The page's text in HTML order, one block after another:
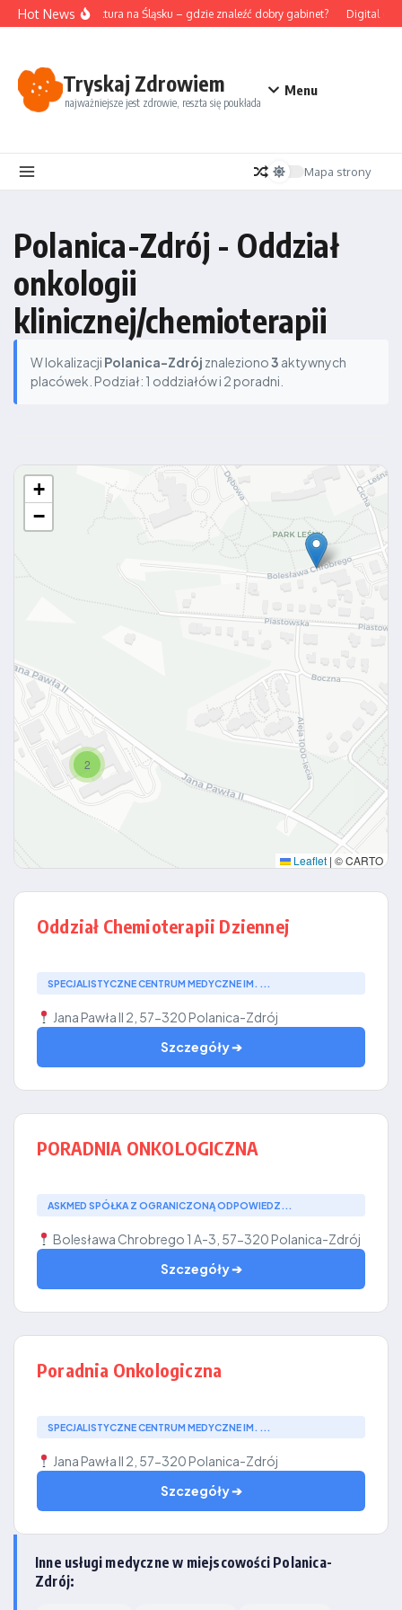
Przejdź do treści
Hot NewsAkupunktura na Śląsku – gdzie znaleźć dobry gabinet? Digital
Tryskaj Zdrowiem
najważniejsze jest zdrowie, reszta się poukłada
Menu
Mapa strony
Polanica-Zdrój - Oddział
onkologii
klinicznej/chemioterapii
W lokalizacji Polanica-Zdrój znaleziono3 aktywnych
placówek. Podział: 1 oddziałów i 2 poradni.
2
+
−
Leaflet | © CARTO
Oddział Chemioterapii Dziennej
SPECJALISTYCZNE CENTRUM MEDYCZNE IM. ...
Jana Pawła II 2, 57-320 Polanica-Zdrój
Szczegóły ➔
PORADNIA ONKOLOGICZNA
ASKMED SPÓŁKA Z OGRANICZONĄ ODPOWIEDZ...
Bolesława Chrobrego 1 A-3, 57-320 Polanica-Zdrój
Szczegóły ➔
Poradnia Onkologiczna
SPECJALISTYCZNE CENTRUM MEDYCZNE IM. ...
Jana Pawła II 2, 57-320 Polanica-Zdrój
Szczegóły ➔
Inne usługi medyczne w miejscowości Polanica-
Zdrój: